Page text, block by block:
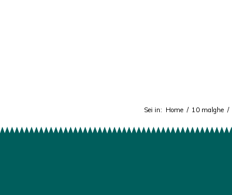
Sei in: Home / 10 malghe /